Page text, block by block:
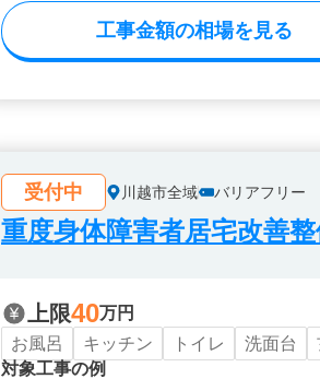
工事金額の相場を見る
受付中 川越市全域 バリアフリー
重度身体障害者居宅改善
上限40万円
お風呂
キッチン トイレ 洗面台
対象工事の例